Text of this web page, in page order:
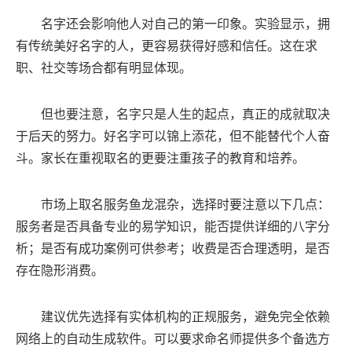
名字还会影响他人对自己的第一印象。实验显示，拥
有传统美好名字的人，更容易获得好感和信任。这在求
职、社交等场合都有明显体现。
但也要注意，名字只是人生的起点，真正的成就取决
于后天的努力。好名字可以锦上添花，但不能替代个人奋
斗。家长在重视取名的更要注重孩子的教育和培养。
市场上取名服务鱼龙混杂，选择时要注意以下几点：
服务者是否具备专业的易学知识，能否提供详细的八字分
析；是否有成功案例可供参考；收费是否合理透明，是否
存在隐形消费。
建议优先选择有实体机构的正规服务，避免完全依赖
网络上的自动生成软件。可以要求命名师提供多个备选方